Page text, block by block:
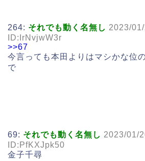
264: それでも動く名無し 2023/
ID:IrNvjwW3r
>>67
今言っても本田よりはマシかな位
で
69: それでも動く名無し 2023/01/
ID:PfKXJpk50
金子千尋